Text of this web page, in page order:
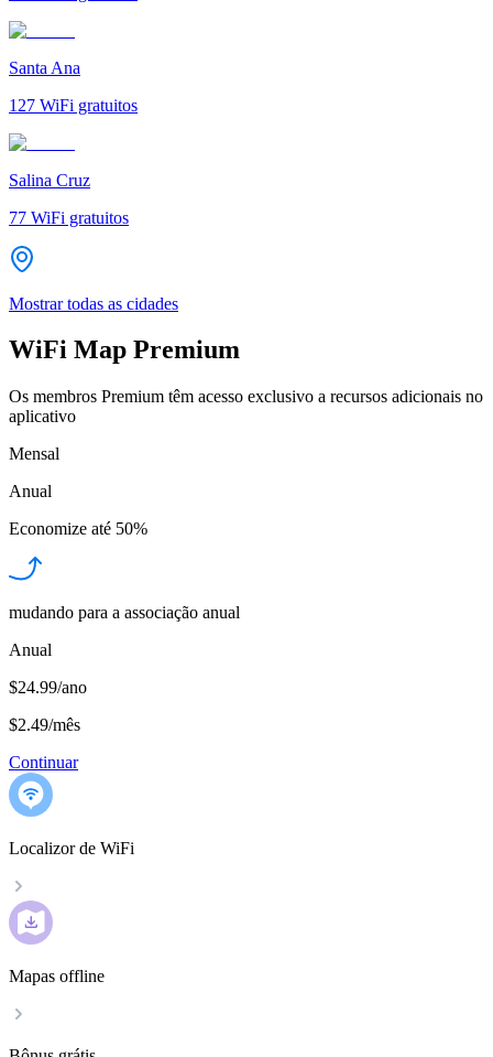
Santa Ana
127 WiFi gratuitos
Salina Cruz
77 WiFi gratuitos
Mostrar todas as cidades
WiFi Map Premium
Os membros Premium têm acesso exclusivo a recursos adicionais no
aplicativo
Mensal
Anual
Economize até 50%
mudando para a associação anual
Anual
$24.99/ano
$2.49/mês
Continuar
Localizor de WiFi
Mapas offline